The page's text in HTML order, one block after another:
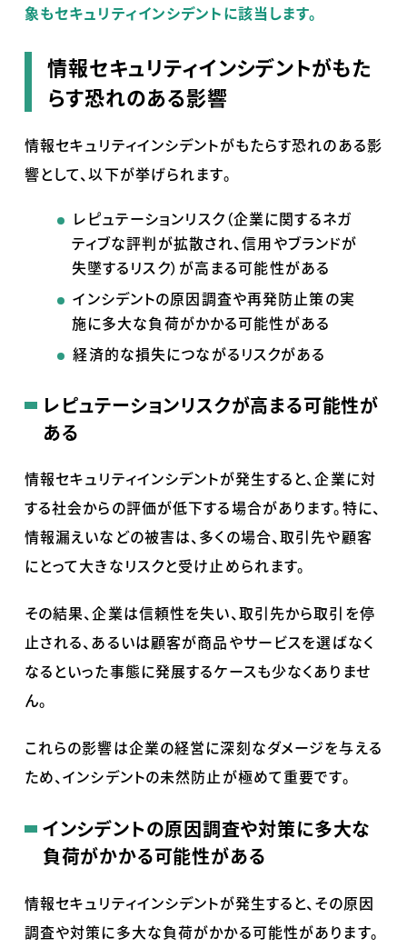
象もセキュリティインシデントに該当します。
情報セキュリティインシデントがもた
らす恐れのある影響
情報セキュリティインシデントがもたらす恐れのある影
響として、以下が挙げられます。
レピュテーションリスク（企業に関するネガ
ティブな評判が拡散され、信用やブランドが
失墜するリスク）が高まる可能性がある
インシデントの原因調査や再発防止策の実
施に多大な負荷がかかる可能性がある
経済的な損失につながるリスクがある
レピュテーションリスクが高まる可能性が
ある
情報セキュリティインシデントが発生すると、企業に対
する社会からの評価が低下する場合があります。特に、
情報漏えいなどの被害は、多くの場合、取引先や顧客
にとって大きなリスクと受け止められます。
その結果、企業は信頼性を失い、取引先から取引を停
止される、あるいは顧客が商品やサービスを選ばなく
なるといった事態に発展するケースも少なくありませ
ん。
これらの影響は企業の経営に深刻なダメージを与える
ため、インシデントの未然防止が極めて重要です。
インシデントの原因調査や対策に多大な
負荷がかかる可能性がある
情報セキュリティインシデントが発生すると、その原因
調査や対策に多大な負荷がかかる可能性があります。